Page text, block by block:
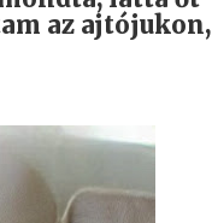
az ajtójukon,